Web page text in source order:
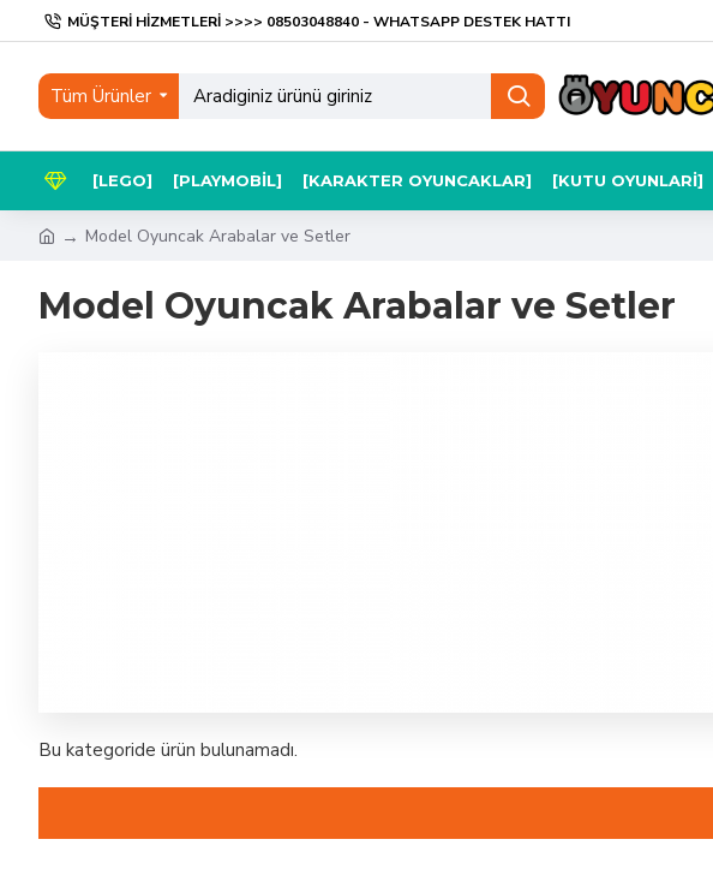
MÜŞTERI HIZMETLERI >>>> 08503048840 - WHATSAPP DESTEK HATTI
Tüm Ürünler
[LEGO] [PLAYMOBIL] [KARAKTER OYUNCAKLAR] [KUTU OYUNLARI]
Model Oyuncak Arabalar ve Setler
Model Oyuncak Arabalar ve Setler
Bu kategoride ürün bulunamadı.